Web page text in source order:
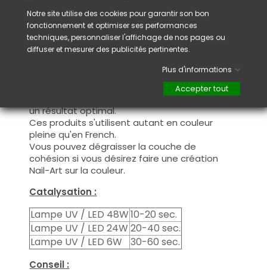
Cette couleur s'applique avec son pinceau, de
manière fine, sur la base (il n'est pas
nécessaire de dégraisser la couche de
cohésion) ou sur la construction après limage.
Ce produit s'applique en deux couches,
fermez le bord libre à la première couche et
appliquez la deuxième couche pour garantir
un résultat optimal.
Ces produits s'utilisent autant en couleur
pleine qu'en French.
Vous pouvez dégraisser la couche de
cohésion si vous désirez faire une création
Nail-Art sur la couleur.
Catalysation :
Lampe UV / LED 48W10-20 sec.
Lampe UV / LED 24W 20-40 sec.
Lampe UV / LED 6W
30-60 sec.
Conseil :
Notre site utilise des cookies pour garantir son bon
fonctionnement et optimiser ses performances
techniques, personnaliser l'affichage de nos pages ou
diffuser et mesurer des publicités pertinentes.
Plus d'informations
Accepter tout